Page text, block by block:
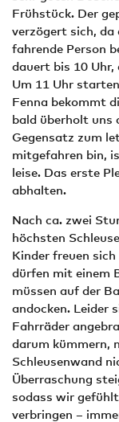
Frühstück. Der
verzögert sich, da
fahrende Person
dauert bis 10 Uhr,
Um 11 Uhr
Fenna bekommt
bald überholt uns
Gegensatz zum
mitgefahren bin,
leise. Das erste
abhalten.
Nach ca. zwei
höchsten
Kinder freuen
dürfen mit einem
müssen auf der
andocken. Leider
Fahrräder
darum kümmern,
Schleusenwand
Überraschung
sodass wir
verbringen –